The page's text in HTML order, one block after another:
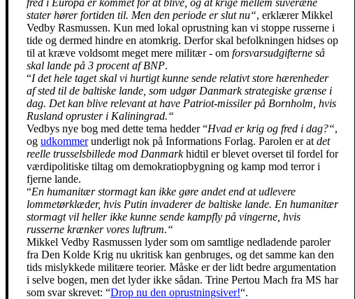
fred i Europa er kommet for at blive, og at krige mellem suveræne
stater hører fortiden til. Men den periode er slut nu“, erklærer Mikkel
Vedby Rasmussen. Kun med lokal oprustning kan vi stoppe russerne i
tide og dermed hindre en atomkrig. Derfor skal befolkningen hidses op
til at kræve voldsomt meget mere militær - om forsvarsudgifterne så
skal lande på 3 procent af BNP.
“I det hele taget skal vi hurtigt kunne sende relativt store hærenheder
af sted til de baltiske lande, som udgør Danmark strategiske grænse i
dag. Det kan blive relevant at have Patriot-missiler på Bornholm, hvis
Rusland opruster i Kaliningrad.“
Vedbys nye bog med dette tema hedder “Hvad er krig og fred i dag?“,
og udkommerunderligt nok på Informations Forlag. Parolen er at det
reelle trusselsbillede mod Danmarkhidtil er blevet overset til fordel for
værdipolitiske tiltag om demokratiopbygning og kamp mod terror i
fjerne lande.
“En humanitær stormagt kan ikke gøre andet end at udlevere
lommetørklæder, hvis Putin invaderer de baltiske lande. En humanitær
stormagt vil heller ikke kunne sende kampfly på vingerne, hvis
russerne krænker vores luftrum.“
Mikkel Vedby Rasmussen lyder som om samtlige nedladende paroler
fra Den Kolde Krig nu ukritisk kan genbruges, og det samme kan den
tids mislykkede militære teorier. Måske er der lidt bedre argumentation
i selve bogen, men det lyder ikke sådan. Trine Pertou Mach fra MS har
som svar skrevet: “Drop nu den oprustningsiver!“.